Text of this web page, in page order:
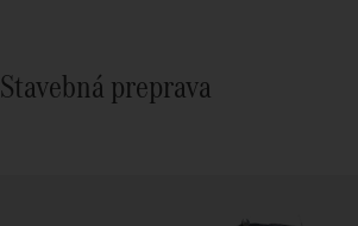
Stavebná preprava